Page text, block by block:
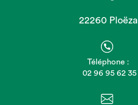
22260 Ploëzal
Téléphone :
02 96 95 62 35